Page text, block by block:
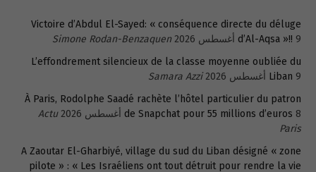
Victoire d’Abdul El-Sayed: « conséquence directe du déluge
d’Al-Aqsa »!! 9 أغسطس 2026
Simone Rodan-Benzaquen
L’effondrement silencieux de la classe moyenne oubliée du
Liban 9 أغسطس 2026
Samara Azzi
À Paris, Rodolphe Saadé rachète l’hôtel particulier du patron
de Snapchat pour 55 millions d’euros 8 أغسطس 2026
Actu
Paris
A Zaoutar El-Gharbiyé, village du sud du Liban désigné « zone
pilote » : « Les Israéliens ont tout détruit pour rendre la vie